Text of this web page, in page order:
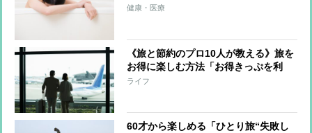
ートショックを防ぐ対策「入浴前にコ
健康・医療
《旅と節約のプロ10人が教える》旅を
お得に楽しむ方法「お得きっぷを利
用」「航空券のタイムセール狙う」
ライフ
60才から楽しめる「ひとり旅“失敗し